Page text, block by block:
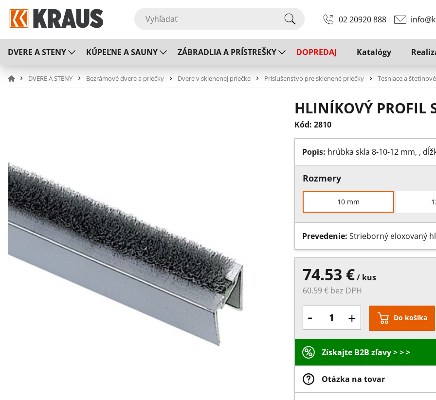
02 20920 888
DVERE A STENY KÚPEĽNE A SAUNY ZÁBRADLIA A PRÍSTREŠKY DOPREDAJ Katalógy
DVERE A STENY Bezrámové dvere a priečky Dvere v sklenenej priečke Príslušenstvo pre sklenené priečky Tesniace a
HLINÍKOVÝ PROFIL
Kód: 2810
Popis: hrúbka skla 8-10-12 mm, ,
Rozmery
10 mm
Prevedenie: Strieborný eloxovaný
74.53 €/ kus
60.59 € bez DPH
- + Do košíka
Získajte B2B zľavy > > >
Otázka na tovar